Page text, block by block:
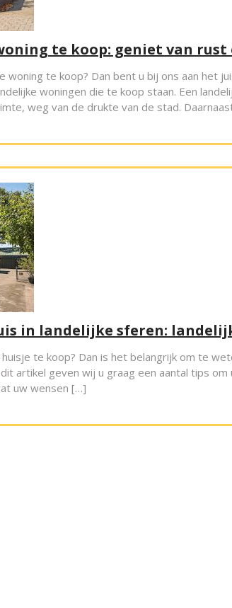
te koop: geniet van rust
woning te koop? Dan bent u bij ons aan het
woningen die te koop staan. Een
weg van de drukte van de stad.
in landelijke sferen:
te koop? Dan is het belangrijk om te
artikel geven wij u graag een aantal tips
uw wensen […]